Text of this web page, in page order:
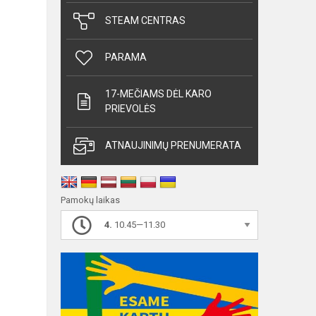
STEAM CENTRAS
PARAMA
17-MEČIAMS DĖL KARO
PRIEVOLĖS
ATNAUJINIMŲ PRENUMERATA
Pamokų laikas
4. 10.45—11.30